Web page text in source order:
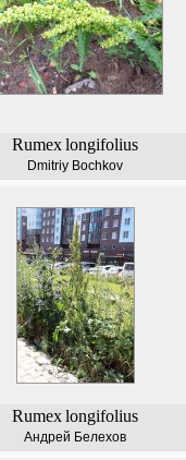
Rumexlongifolius
Dmitriy Bochkov
Rumexlongifolius
Андрей Белехов